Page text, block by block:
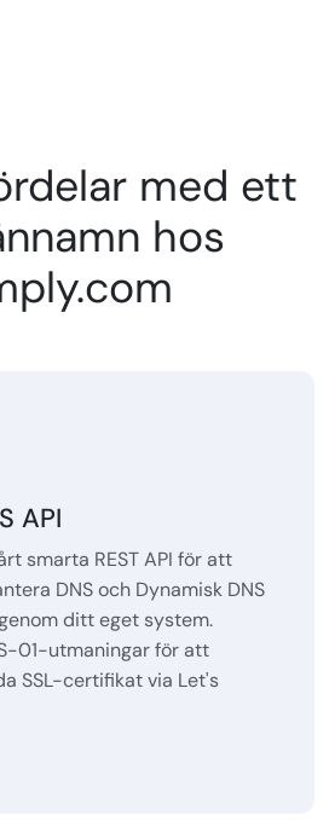
med ett
hos
API
smarta REST API för att
DNS och Dynamisk DNS
ditt eget system.
01-utmaningar för att
SSL-certifikat via Let's